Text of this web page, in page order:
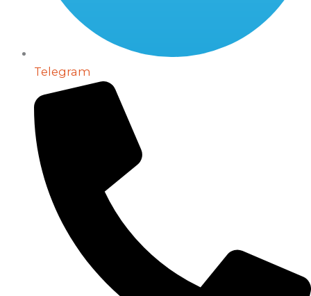
Telegram